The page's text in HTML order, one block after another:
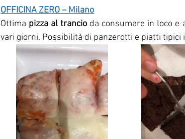
OFFICINA ZERO – Milano
Ottima pizza al trancio da consumare in loco e
vari giorni. Possibilità di panzerotti e piatti